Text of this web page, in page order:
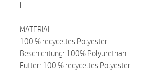
l
MATERIAL
100 % recyceltes Polyester
Beschichtung: 100% Polyurethan
Futter: 100 % recyceltes Polyester